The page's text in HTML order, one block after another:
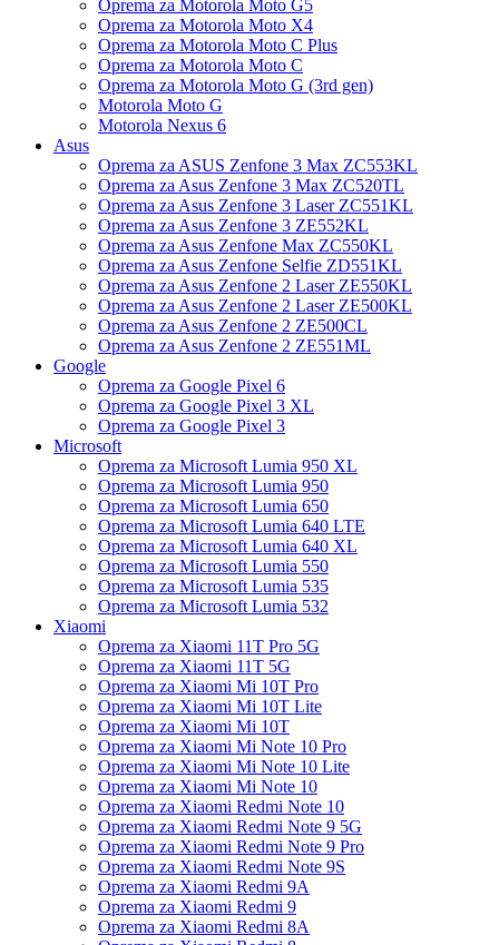
Oprema za Motorola Moto G5
Oprema za Motorola Moto X4
Oprema za Motorola Moto C Plus
Oprema za Motorola Moto C
Oprema za Motorola Moto G (3rd gen)
Motorola Moto G
Motorola Nexus 6
Asus
Oprema za ASUS Zenfone 3 Max ZC553KL
Oprema za Asus Zenfone 3 Max ZC520TL
Oprema za Asus Zenfone 3 Laser ZC551KL
Oprema za Asus Zenfone 3 ZE552KL
Oprema za Asus Zenfone Max ZC550KL
Oprema za Asus Zenfone Selfie ZD551KL
Oprema za Asus Zenfone 2 Laser ZE550KL
Oprema za Asus Zenfone 2 Laser ZE500KL
Oprema za Asus Zenfone 2 ZE500CL
Oprema za Asus Zenfone 2 ZE551ML
Google
Oprema za Google Pixel 6
Oprema za Google Pixel 3 XL
Oprema za Google Pixel 3
Microsoft
Oprema za Microsoft Lumia 950 XL
Oprema za Microsoft Lumia 950
Oprema za Microsoft Lumia 650
Oprema za Microsoft Lumia 640 LTE
Oprema za Microsoft Lumia 640 XL
Oprema za Microsoft Lumia 550
Oprema za Microsoft Lumia 535
Oprema za Microsoft Lumia 532
Xiaomi
Oprema za Xiaomi 11T Pro 5G
Oprema za Xiaomi 11T 5G
Oprema za Xiaomi Mi 10T Pro
Oprema za Xiaomi Mi 10T Lite
Oprema za Xiaomi Mi 10T
Oprema za Xiaomi Mi Note 10 Pro
Oprema za Xiaomi Mi Note 10 Lite
Oprema za Xiaomi Mi Note 10
Oprema za Xiaomi Redmi Note 10
Oprema za Xiaomi Redmi Note 9 5G
Oprema za Xiaomi Redmi Note 9 Pro
Oprema za Xiaomi Redmi Note 9S
Oprema za Xiaomi Redmi 9A
Oprema za Xiaomi Redmi 9
Oprema za Xiaomi Redmi 8A